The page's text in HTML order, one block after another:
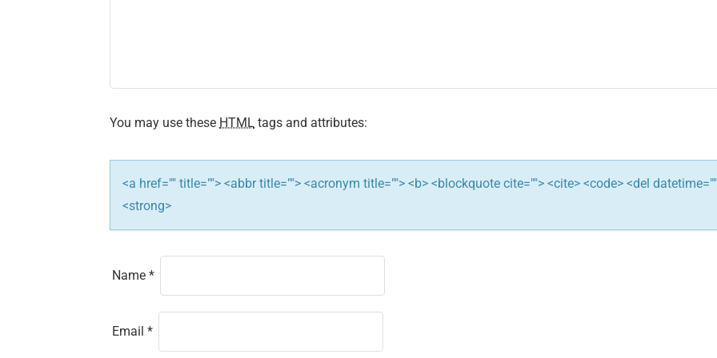
a
t
i
o
n
You may use these HTML tags and attributes:
<a href="" title=""> <abbr title=""> <acronym title=""> <b> <blockquote cite=""> <cite> <code> <del
<strong>
Name *
Email *